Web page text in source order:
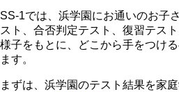
SS-1では、浜学園にお通いのお子
スト、合否判定テスト、復習テス
様子をもとに、どこから手をつけ
ます。
まずは、浜学園のテスト結果を家